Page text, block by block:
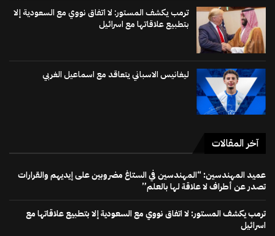
ترمب يكشف المستور: لا اتفاق نووي مع السعودية إلا
بتطبيع علاقاتها مع اسرائيل
ليغانيس الاسباني يتعاقد مع اسماعيل الغربي
آخر المقالات
عميد المهندسين: “المهندسين في الستاغ مضروبين على إيديهم والقرارات
تصدر عن أطراف لا علاقة لها بالعلم”
ترمب يكشف المستور: لا اتفاق نووي مع السعودية إلا بتطبيع علاقاتها مع
اسرائيل